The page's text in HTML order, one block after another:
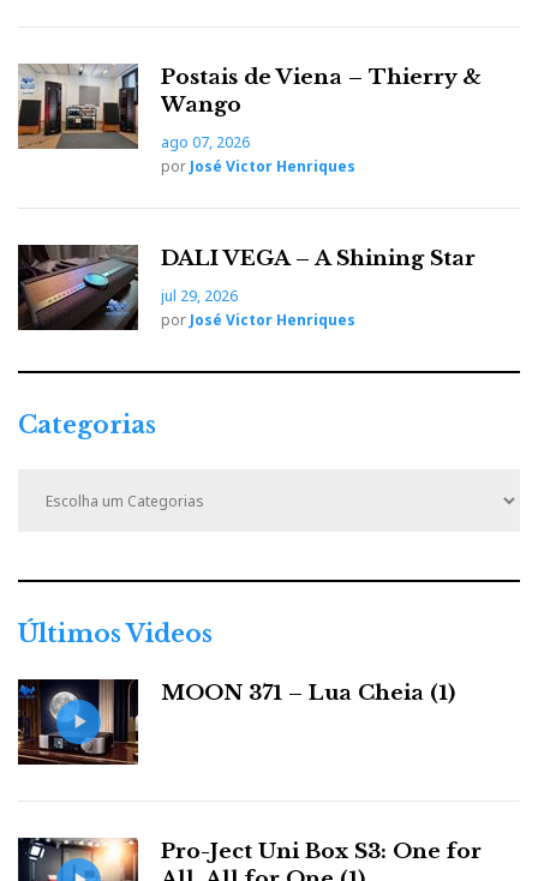
Postais de Viena – Thierry &
Wango
ago 07, 2026
por José Victor Henriques
DALI VEGA – A Shining Star
jul 29, 2026
por José Victor Henriques
Categorias
r
i
s
Últimos Videos
MOON 371 – Lua Cheia (1)
Pro-Ject Uni Box S3: One for